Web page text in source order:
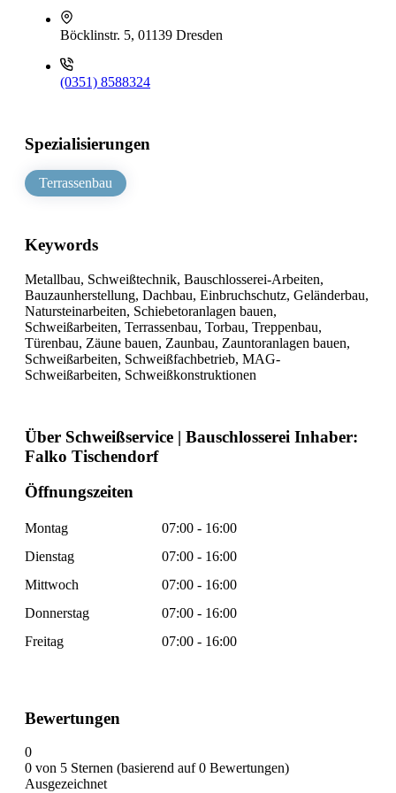
Böcklinstr. 5, 01139 Dresden
(0351) 8588324
Spezialisierungen
Terrassenbau
Keywords
Metallbau, Schweißtechnik, Bauschlosserei-Arbeiten,
Bauzaunherstellung, Dachbau, Einbruchschutz, Geländerbau,
Natursteinarbeiten, Schiebetoranlagen bauen,
Schweißarbeiten, Terrassenbau, Torbau, Treppenbau,
Türenbau, Zäune bauen, Zaunbau, Zauntoranlagen bauen,
Schweißarbeiten, Schweißfachbetrieb, MAG-
Schweißarbeiten, Schweißkonstruktionen
Über Schweißservice | Bauschlosserei Inhaber:
Falko Tischendorf
Öffnungszeiten
Montag
07:00 - 16:00
Dienstag
07:00 - 16:00
Mittwoch
07:00 - 16:00
Donnerstag
07:00 - 16:00
Freitag
07:00 - 16:00
Bewertungen
0
0 von 5 Sternen (basierend auf 0 Bewertungen)
Ausgezeichnet